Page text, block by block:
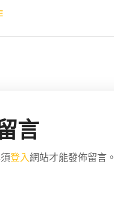
言
登入網站才能發佈留言。